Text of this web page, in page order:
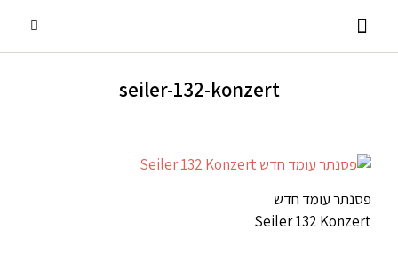
seiler-132-konzert
פסנתר עומד חדש
Seiler 132 Konzert